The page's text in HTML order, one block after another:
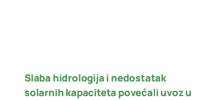
Slaba hidrologija i nedostatak
solarnih kapaciteta povećali uvoz u